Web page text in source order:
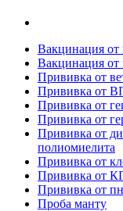
Вакцинация от
Вакцинация от
Прививка от
Прививка от
Прививка от
Прививка от
Прививка от
полиомиелита
Прививка от
Прививка от
Прививка от
Проба манту